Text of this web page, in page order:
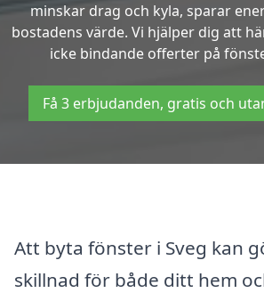
minskar drag och kyla, sparar
bostadens värde. Vi hjälper dig att
icke bindande offerter på
Få 3 erbjudanden, gratis och
Att byta fönster i Sveg kan
skillnad för både ditt hem